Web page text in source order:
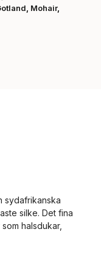
Mohair,
sydafrikanska
silke. Det fina
halsdukar,